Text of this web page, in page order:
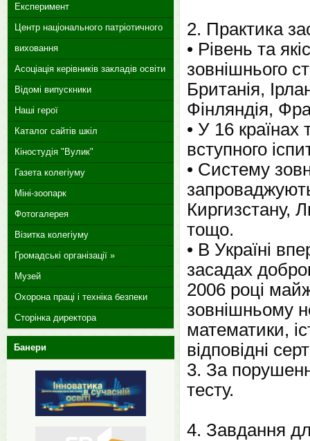
2. Практика
• Рівень та
зовнішнього
Британія,
Фінляндія,
• У 16 країнах
вступного
• Систему
Киргизстану,
тощо.
• В Україні
засадах
2006 році
зовнішньому
математики,
відповідні
3. За
тесту.
4. Завдання
Експеримент
Центр національного патріотичного
виховання
Асоціація керівників закладів освіти
Відомі випускники
Наші герої
Каталог сайтів шкіл
Кіностудія "Вулик"
Газета колегіуму
Міні-зоопарк
Фотогалерея
Візитка колегіуму
Громадські організації »
Музей
Охорона праці і техніка безпеки
Сторінка директора
Банери